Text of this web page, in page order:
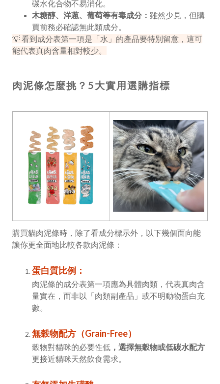
碳水化合物不易消化。
木糖醇、洋蔥、葡萄等有毒成分： 雖然少見，但購
買前務必確認無此類成分。
💡 看到成分表第一項是「水」的產品要特別留意，這可
能代表真肉含量相對較少。
肉泥條怎麼挑？5大實用選購指標
購買貓肉泥條時，除了看成分標示外，以下幾個面向能
讓你更全面地比較各款肉泥條：
蛋白質比例：
肉泥條的成分表第一項應為具體肉類，代表真肉含
量實在，而非以「肉類副產品」或不明動物蛋白充
數。
無穀物配方（Grain-Free）
穀物對貓咪的必要性低 ，選擇無穀物或低碳水配方
更接近貓咪天然飲食需求。